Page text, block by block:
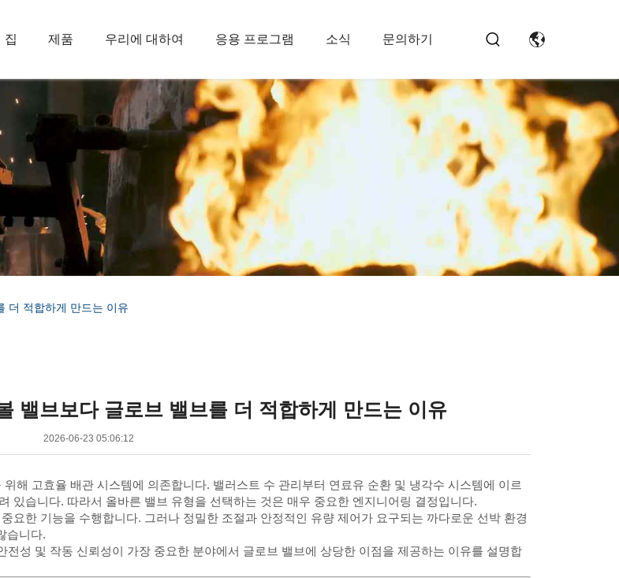
집 제품 우리에 대하여 응용 프로그램 소식 문의하기
더 적합하게 만드는 이유
밸브보다 글로브 밸브를 더 적합하게 만드는 이유
2026-06-23 05:06:12
해 고효율 배관 시스템에 의존합니다. 밸러스트 수 관리부터 연료유 순환 및 냉각수 시스템에 이르
있습니다. 따라서 올바른 밸브 유형을 선택하는 것은 매우 중요한 엔지니어링 결정입니다.
요한 기능을 수행합니다. 그러나 정밀한 조절과 안정적인 유량 제어가 요구되는 까다로운 선박 환경
습니다.
성 및 작동 신뢰성이 가장 중요한 분야에서 글로브 밸브에 상당한 이점을 제공하는 이유를 설명합